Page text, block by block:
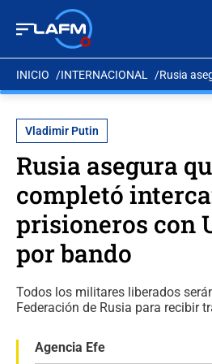
INICIO INTERNACIONAL Rusia
Vladimir Putin
Rusia asegura
completó
prisioneros con
por bando
Todos los militares liberados
Federación de Rusia para recibir
Agencia Efe